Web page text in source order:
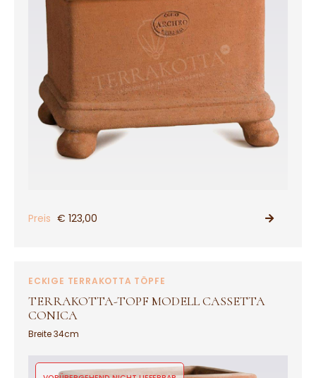
Preis € 123,00
PRODUKT ANSEHEN
ECKIGE TERRAKOTTA TÖPFE
TERRAKOTTA-TOPF MODELL CASSETTA
CONICA
Breite 34cm